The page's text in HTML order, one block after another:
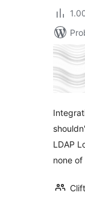
LDAP
none of